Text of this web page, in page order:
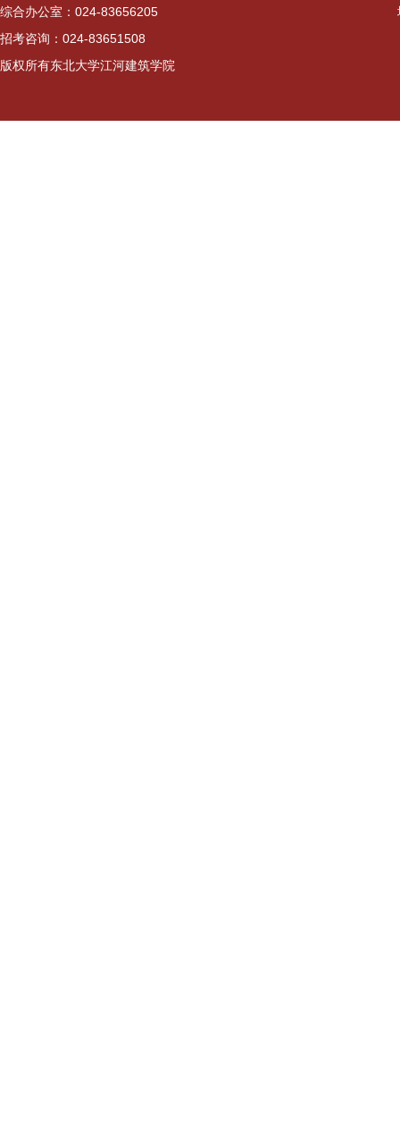
综合办公室：024-83656205
招考咨询：024-83651508
版权所有东北大学江河建筑学院